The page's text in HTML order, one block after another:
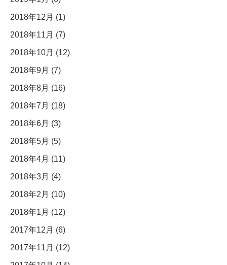
2018年12月 (1)
2018年11月 (7)
2018年10月 (12)
2018年9月 (7)
2018年8月 (16)
2018年7月 (18)
2018年6月 (3)
2018年5月 (5)
2018年4月 (11)
2018年3月 (4)
2018年2月 (10)
2018年1月 (12)
2017年12月 (6)
2017年11月 (12)